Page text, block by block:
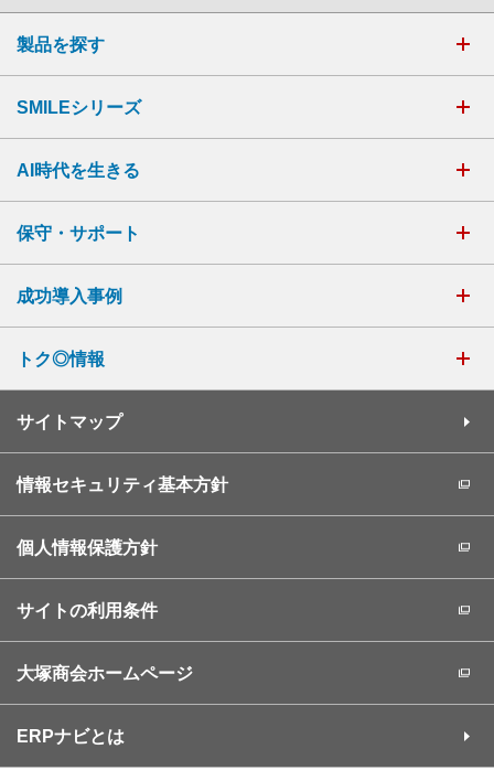
製品を探す
SMILEシリーズ
AI時代を生きる
保守・サポート
成功導入事例
トク◎情報
サイトマップ
情報セキュリティ基本方針
個人情報保護方針
サイトの利用条件
大塚商会ホームページ
ERPナビとは